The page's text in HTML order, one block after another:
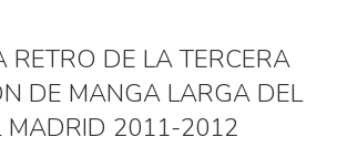
RETRO DE LA TERCERA
DE MANGA LARGA DEL
MADRID 2011-2012